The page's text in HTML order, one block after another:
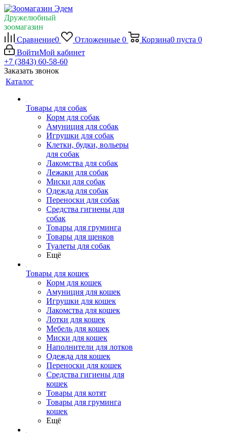
Дружелюбный
зоомагазин
Сравнение0 Отложенные 0 Корзина0 пуста 0
ВойтиМой кабинет
+7 (3843) 60-58-60
Заказать звонок
Каталог
Товары для собак
Корм для собак
Амуниция для собак
Игрушки для собак
Клетки, будки, вольеры
для собак
Лакомства для собак
Лежаки для собак
Миски для собак
Одежда для собак
Переноски для собак
Средства гигиены для
собак
Товары для груминга
Товары для щенков
Туалеты для собак
Ещё
Товары для кошек
Корм для кошек
Амуниция для кошек
Игрушки для кошек
Лакомства для кошек
Лотки для кошек
Мебель для кошек
Миски для кошек
Наполнители для лотков
Одежда для кошек
Переноски для кошек
Средства гигиены для
кошек
Товары для котят
Товары для груминга
кошек
Ещё